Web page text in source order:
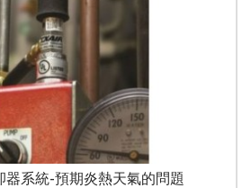
器系統-預期炎熱天氣的問題